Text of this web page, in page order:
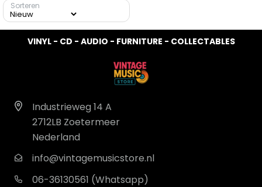
Sorteren
VINYL - CD - AUDIO - FURNITURE - COLLECTABLES
Industrieweg 14 A
2712LB Zoetermeer
Nederland
info@vintagemusicstore.nl
06-36130561 (Whatsapp)